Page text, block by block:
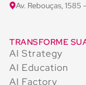
Av. Rebouças,
TRANSFORME
AI Strategy
AI Education
AI Factory